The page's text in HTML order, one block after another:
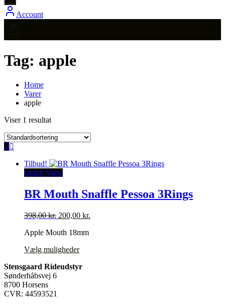
Account
Tag: apple
Home
Varer
apple
Viser 1 resultat
Tilbud!
Quick View
BR Mouth Snaffle Pessoa 3Rings
398,00kr. Den
pris
398,00 kr..
200,00 kr.
Apple Mouth 18mm
Vælg mulighederDette
har
Stensgaard Rideudstyr
Sønderhåbsvej 6
8700 Horsens
CVR: 44593521